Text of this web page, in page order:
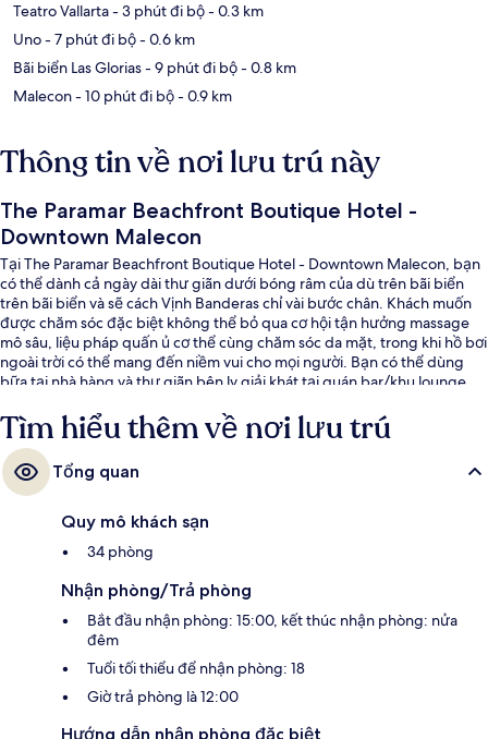
Teatro Vallarta- 3 phút đi bộ- 0.3 km
Uno- 7 phút đi bộ- 0.6 km
Bãi biển Las Glorias- 9 phút đi bộ- 0.8 km
Malecon- 10 phút đi bộ- 0.9 km
Thông tin về nơi lưu trú này
The Paramar Beachfront Boutique Hotel -
Downtown Malecon
Tại The Paramar Beachfront Boutique Hotel - Downtown Malecon, bạn
có thể dành cả ngày dài thư giãn dưới bóng râm của dù trên bãi biển
trên bãi biển và sẽ cách Vịnh Banderas chỉ vài bước chân. Khách muốn
được chăm sóc đặc biệt không thể bỏ qua cơ hội tận hưởng massage
mô sâu, liệu pháp quấn ủ cơ thể cùng chăm sóc da mặt, trong khi hồ bơi
ngoài trời có thể mang đến niềm vui cho mọi người. Bạn có thể dùng
bữa tại nhà hàng và thư giãn bên ly giải khát tại quán bar/khu lounge.
nhanh và sân hiên. Hồ bơi và nhân viên nhiệt tình là những điều ghi dấu
ấn trong lòng du khách.
Tìm hiểu thêm về nơi lưu trú
Tổng quan
Quy mô khách sạn
34 phòng
Nhận phòng/Trả phòng
Bắt đầu nhận phòng: 15:00, kết thúc nhận phòng: nửa
đêm
Tuổi tối thiểu để nhận phòng: 18
Giờ trả phòng là 12:00
Hướng dẫn nhận phòng đặc biệt